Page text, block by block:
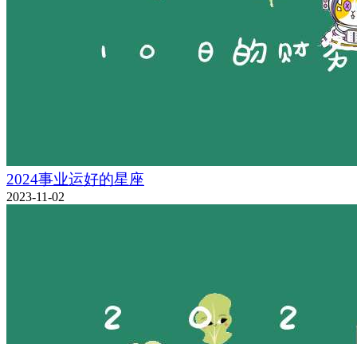
2024事业运好的星座
2023-11-02